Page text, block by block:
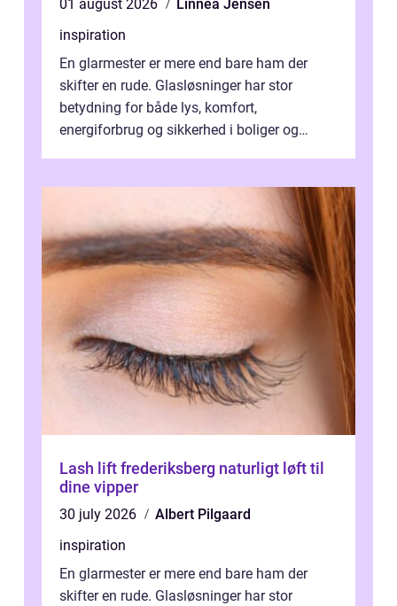
01 august 2026
Linnea Jensen
inspiration
En glarmester er mere end bare ham der
skifter en rude. Glasløsninger har stor
betydning for både lys, komfort,
energiforbrug og sikkerhed i boliger og
Lash lift frederiksberg naturligt løft til
dine vipper
30 july 2026
Albert Pilgaard
inspiration
En glarmester er mere end bare ham der
skifter en rude. Glasløsninger har stor